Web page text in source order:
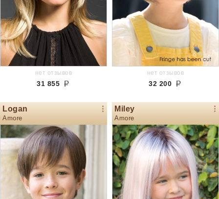
нет отзывов
31 855
нет отзывов
32 200
Logan
Amore
Miley
Amore